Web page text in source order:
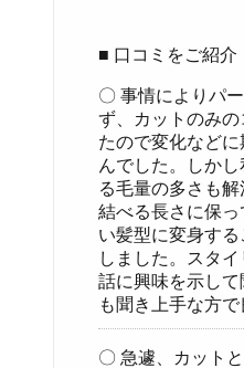
■ 口コミをご紹介
〇 事情によりパ
ず、カットのみ
たので変化など
んでした。しか
る毛量の多さも
結べる長さに保
い髪型に変身す
しました。スタ
話に興味を示し
も聞き上手な方で
〇 急遽、カット